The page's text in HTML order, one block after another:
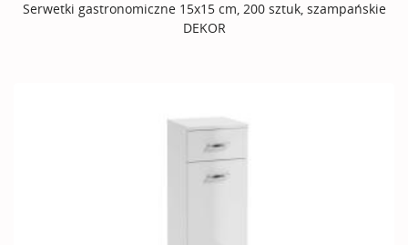
Serwetki gastronomiczne 15x15 cm, 200 sztuk, szampańskie
DEKOR